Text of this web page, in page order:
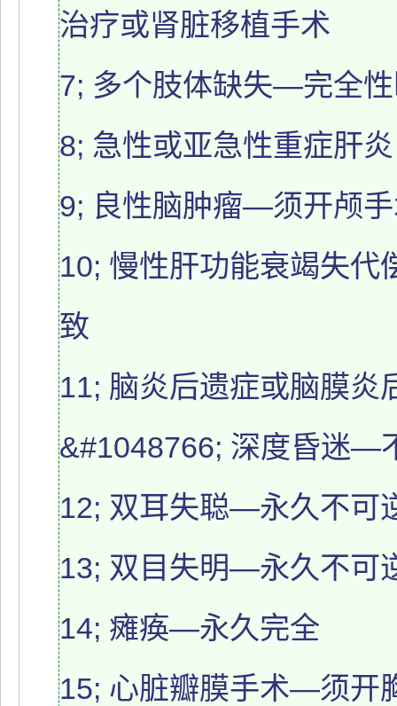
治疗或肾脏移植手术
7; 多个肢体缺失—完全
8; 急性或亚急性重症肝炎
9; 良性脑肿瘤—须开颅
10; 慢性肝功能衰竭失
致
11; 脑炎后遗症或脑膜
&#1048766; 深度昏迷—
12; 双耳失聪—永久不可
13; 双目失明—永久不可
14; 瘫痪—永久完全
15; 心脏瓣膜手术—须开